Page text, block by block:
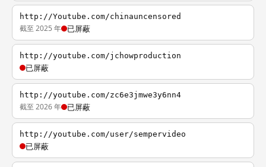
http://Youtube.com/chinauncensored
截至 2025 年 已屏蔽
http://youtube.com/jchowproduction
已屏蔽
http://youtube.com/zc6e3jmwe3y6nn4
截至 2026 年 已屏蔽
http://youtube.com/user/sempervideo
已屏蔽